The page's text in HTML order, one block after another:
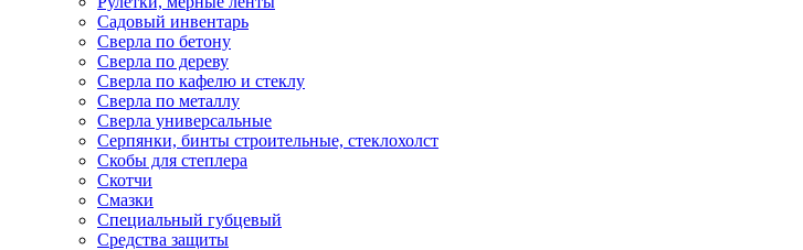
Садовый инвентарь
Сверла по бетону
Сверла по дереву
Сверла по кафелю и стеклу
Сверла по металлу
Сверла универсальные
Серпянки, бинты строительные, стеклохолст
Скобы для степлера
Скотчи
Смазки
Специальный губцевый
Средства защиты